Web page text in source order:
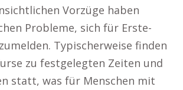
Vorzüge haben
Probleme, sich für Erste-
Typischerweise finden
zu festgelegten Zeiten und
statt, was für Menschen mit